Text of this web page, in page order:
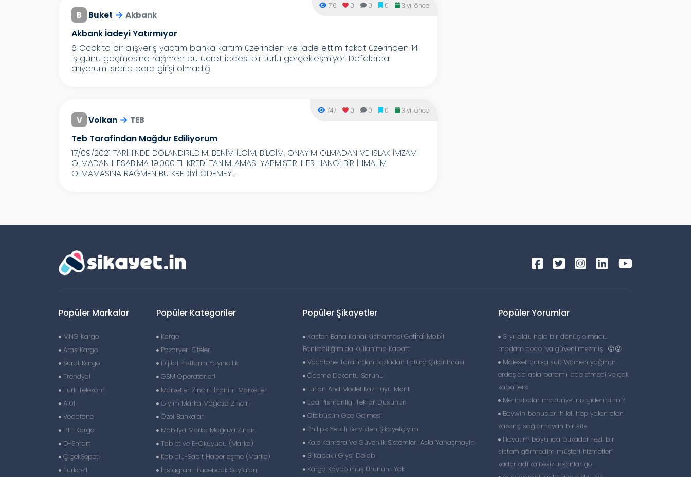
B Buket Akbank
Akbank İadeyi Yatırmıyor
716 0 0 0 3 yıl önce
6 Ocak'ta bir alışveriş yaptım banka kartım üzerinden ve iade ettim fakat üzerinden 14
iş günü geçmesine rağmen bu ücret iadesi bir türlü gerçekleşmiyor. Defalarca
arıyorum ısrarla para girişi olmadığ...
V Volkan TEB
Teb Tarafindan Mağdur Ediliyorum
747 0 0 0 3 yıl önce
17/09/2021 TARİHİNDE DOLANDIRILDIM. BENİM İLGİM, BİLGİM, ONAYIM OLMADAN VE ISLAK İMZAM
OLMADAN HESABIMA 19.000 TL KREDİ TANIMLAMASI YAPMIŞTIR. HER HANGİ BİR İHMALİM
OLMAMASINA RAĞMEN BU KREDİYİ ÖDEMEY...
Popüler Markalar
MNG Kargo
Aras Kargo
Sürat Kargo
Trendyol
Türk Telekom
A101
Vodafone
PTT Kargo
D-Smart
ÇiçekSepeti
Turkcell
Popüler Kategoriler
Kargo
Pazaryeri Siteleri
Dijital Platform Yayıncılık
GSM Operatörleri
Marketler Zinciri-İndirim Marketler
Giyim Marka Mağaza Zinciri
Özel Bankalar
Mobilya Marka Mağaza Zinciri
Tablet ve E-Okuyucu (Marka)
Kablolu-Sabit Haberleşme (Marka)
İnstagram-Facebook Sayfaları
Popüler Şikayetler
Kasten Bana Kanal Kisitlamasi Geti̇rdi̇ Mobi̇l
Bankaciliğimida Kullanima Kapatti
Vodafone Tarafından Fazladan Fatura Çıkarılması
Ödeme Dekontu Sorunu
Lufian And Model Kaz Tüyü Mont
Eca Pismanligi Tekrar Dusunun
Otobüsün Geç Gelmesi
Philips Yetkili Servisten Şikayetçiyim
Kale Kamera Ve Güvenlik Sistemleri Asla Yanaşmayin
3 Kapaklı Giysi Dolabı
Kargo Kaybolmuş Ürunum Yok
Popüler Yorumlar
3 yıl oldu hala bir dönüş olmadı…
madam coco ‘ya güvenilmezmiş …😡😡
Malesef bursa suit Women yağmur
erdaş da asla paramı iade etmedi ve çok
kaba ters
Merhabalar maduriyetiniz giderildi mi?
Baywin bonuslari hileli hep yalan olan
kazanç sağlamayan bir site
Hayatım boyunca bukadar rezil bir
sistem görmedim müşteri hizmetleri
kadar adi kalitesiz insanlar gö...